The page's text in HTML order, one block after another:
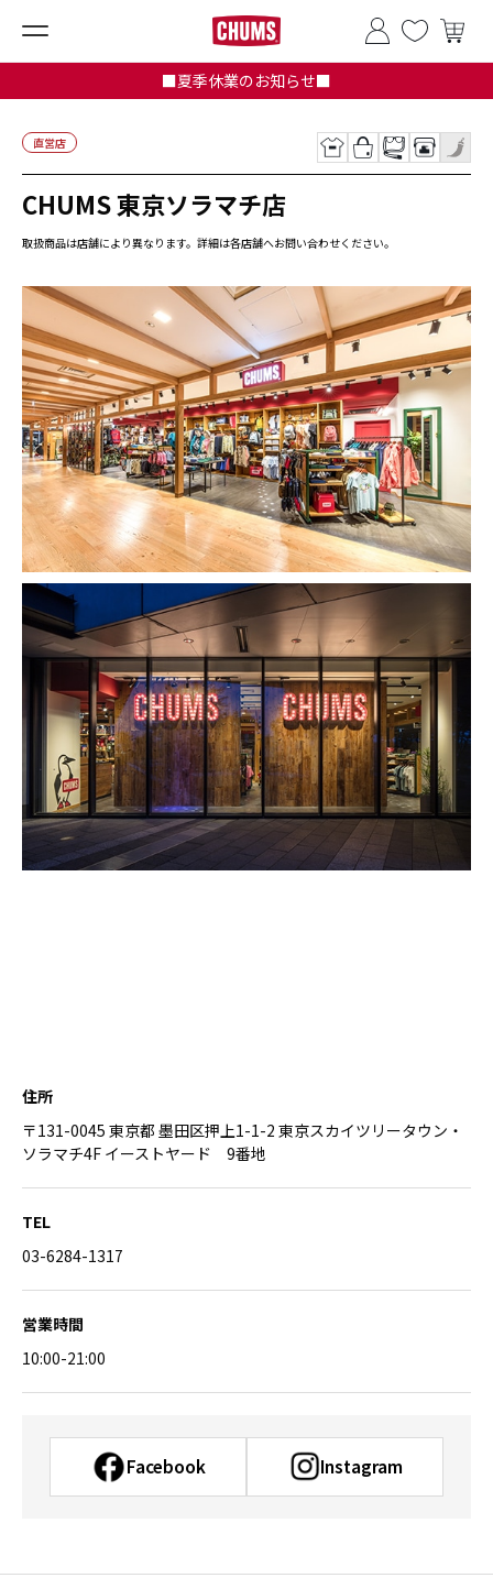
■夏季休業のお知らせ■
直営店
CHUMS 東京ソラマチ店
取扱商品は店舗により異なります。詳細は各店舗へお問い合わせください。
住所
〒131-0045 東京都 墨田区押上1-1-2 東京スカイツリータウン・
ソラマチ4F イーストヤード 9番地
TEL
03-6284-1317
営業時間
10:00-21:00
Facebook Instagram